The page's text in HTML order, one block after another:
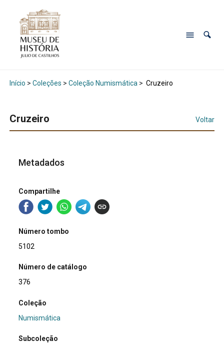
Início > Coleções > Coleção Numismática > Cruzeiro
Cruzeiro Voltar
Metadados
Compartilhe
Número tombo
5102
Número de catálogo
376
Coleção
Numismática
Subcoleção